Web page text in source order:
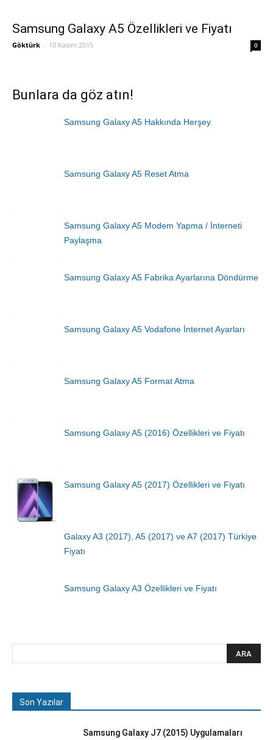
Samsung Galaxy A5 Özellikleri ve Fiyatı
Göktürk - 10 Kasım 2015 0
Bunlara da göz atın!
Samsung Galaxy A5 Hakkında Herşey
Samsung Galaxy A5 Reset Atma
Samsung Galaxy A5 Modem Yapma / İnterneti
Paylaşma
Samsung Galaxy A5 Fabrika Ayarlarına Döndürme
Samsung Galaxy A5 Vodafone İnternet Ayarları
Samsung Galaxy A5 Format Atma
Samsung Galaxy A5 (2016) Özellikleri ve Fiyatı
Samsung Galaxy A5 (2017) Özellikleri ve Fiyatı
Galaxy A3 (2017), A5 (2017) ve A7 (2017) Türkiye
Fiyatı
Samsung Galaxy A3 Özellikleri ve Fiyatı
Son Yazılar
Samsung Galaxy J7 (2015) Uygulamaları